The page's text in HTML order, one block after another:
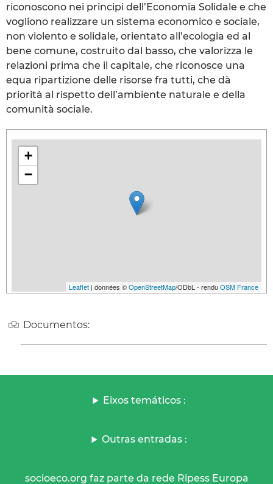
riconoscono nei principi dell’Economia Solidale e che
vogliono realizzare un sistema economico e sociale,
non violento e solidale, orientato all’ecologia ed al
bene comune, costruito dal basso, che valorizza le
relazioni prima che il capitale, che riconosce una
equa ripartizione delle risorse fra tutti, che dà
priorità al rispetto dell’ambiente naturale e della
comunità sociale.
+
−
Leaflet | données ©OpenStreetMap/ODbL - renduOSM France
Documentos:
Eixos temáticos :
Outras entradas :
socioeco.org faz parte da rede Ripess Europa